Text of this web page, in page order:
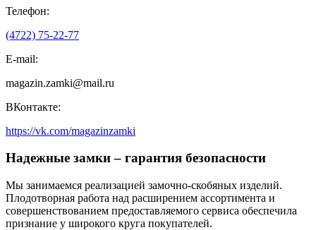
Телефон:
(4722) 75-22-77
E-mail:
magazin.zamki@mail.ru
ВКонтакте:
https://vk.com/magazinzamki
Надежные замки – гарантия безопасности
Мы занимаемся реализацией замочно-скобяных изделий.
Плодотворная работа над расширением ассортимента и
совершенствованием предоставляемого сервиса обеспечила
признание у широкого круга покупателей.